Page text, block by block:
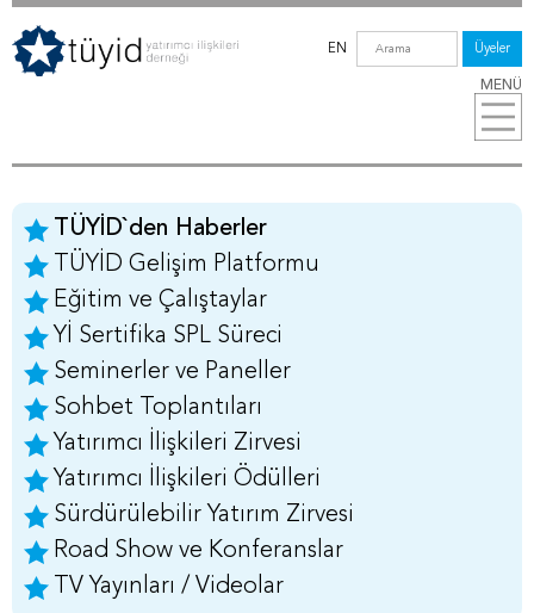
MENÜ
EN Üyeler
TÜYİD`den Haberler
TÜYİD Gelişim Platformu
Eğitim ve Çalıştaylar
Yİ Sertifika SPL Süreci
Seminerler ve Paneller
Sohbet Toplantıları
Yatırımcı İlişkileri Zirvesi
Yatırımcı İlişkileri Ödülleri
Sürdürülebilir Yatırım Zirvesi
Road Show ve Konferanslar
TV Yayınları / Videolar